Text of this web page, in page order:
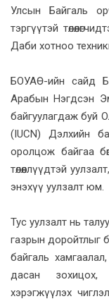
Улсын Байгаль
тэргүүтэй
Даби хотноо
БОУАӨ-ийн сайд
Арабын Нэгдсэн
байгуулагдаж буй
(IUCN) Дэлхийн
оролцож байгаа
төлөөллүүдтэй
энэхүү уулзалт юм.
Тус уулзалт нь
газрын доройтлыг
байгаль хамгаалал,
дасан зохицох,
хэрэгжүүлэх